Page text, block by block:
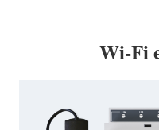
Wi-Fi